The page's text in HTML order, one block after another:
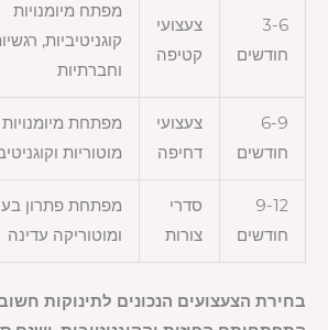
3-6
חודשים
צעצועי
קטיפה
מפתח מיומנויות
קוגניטיביות,
וחברתיות
6-9
חודשים
צעצועי
דחיפה
מפתחת מיומנויות
מוטוריות
9-12
חודשים
סדרי
צורות
מפתחת פתרון
ומוטוריקה עדינה
בחירת הצעצועים הנכונים לתינוקות